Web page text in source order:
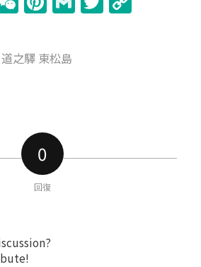
之驛 東松島
0
回復